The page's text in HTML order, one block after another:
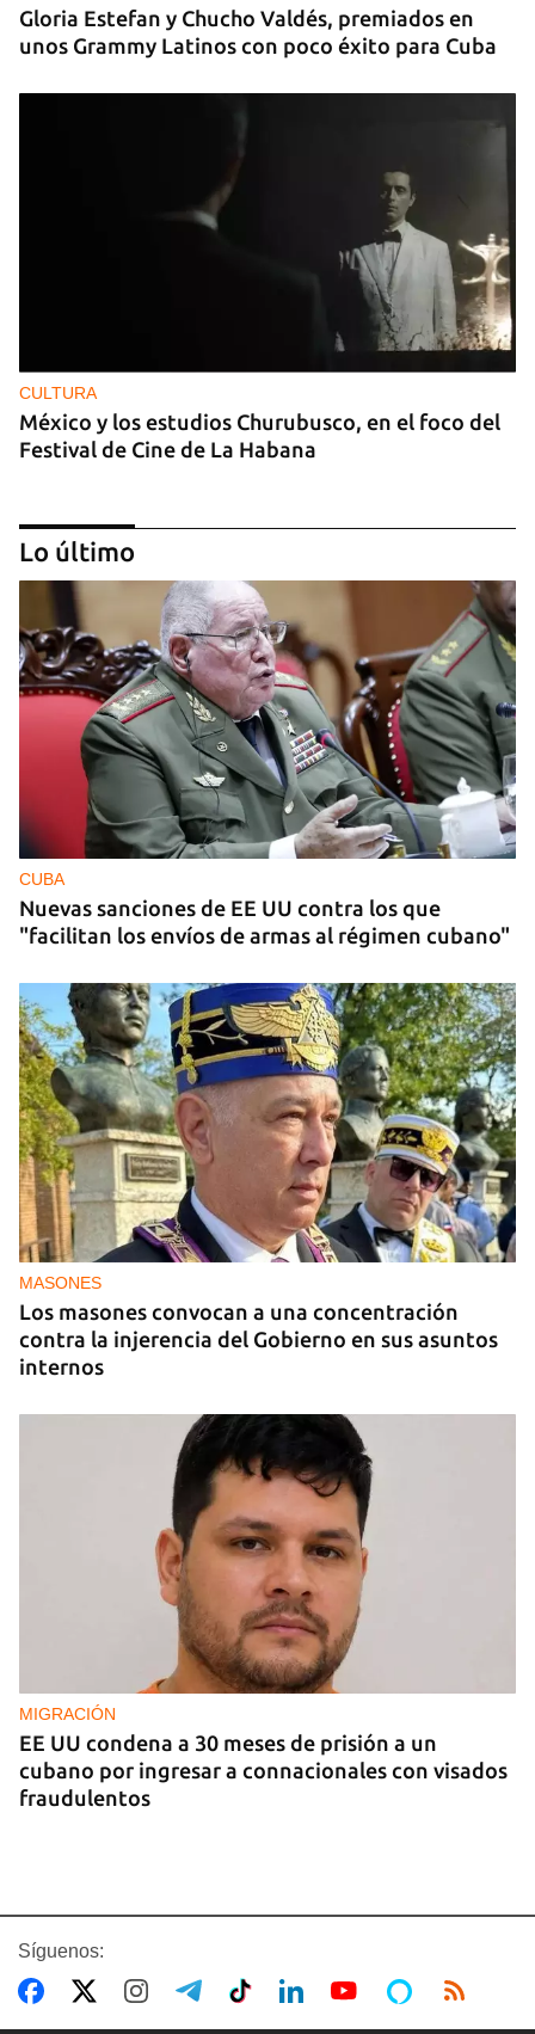
Gloria Estefan y Chucho Valdés, premiados en
unos Grammy Latinos con poco éxito para Cuba
CULTURA
México y los estudios Churubusco, en el foco del
Festival de Cine de La Habana
Un público enamorado de Celia Cruz desafía la
censura en un homenaje en La Habana
Lo último
CUBA
Nuevas sanciones de EE UU contra los que
"facilitan los envíos de armas al régimen cubano"
MASONES
Los masones convocan a una concentración
contra la injerencia del Gobierno en sus asuntos
internos
MIGRACIÓN
EE UU condena a 30 meses de prisión a un
cubano por ingresar a connacionales con visados
fraudulentos
Síguenos: